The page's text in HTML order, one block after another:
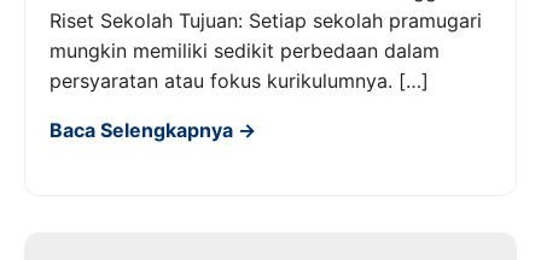
Riset Sekolah Tujuan: Setiap sekolah pramugari
mungkin memiliki sedikit perbedaan dalam
persyaratan atau fokus kurikulumnya. […]
Baca Selengkapnya →